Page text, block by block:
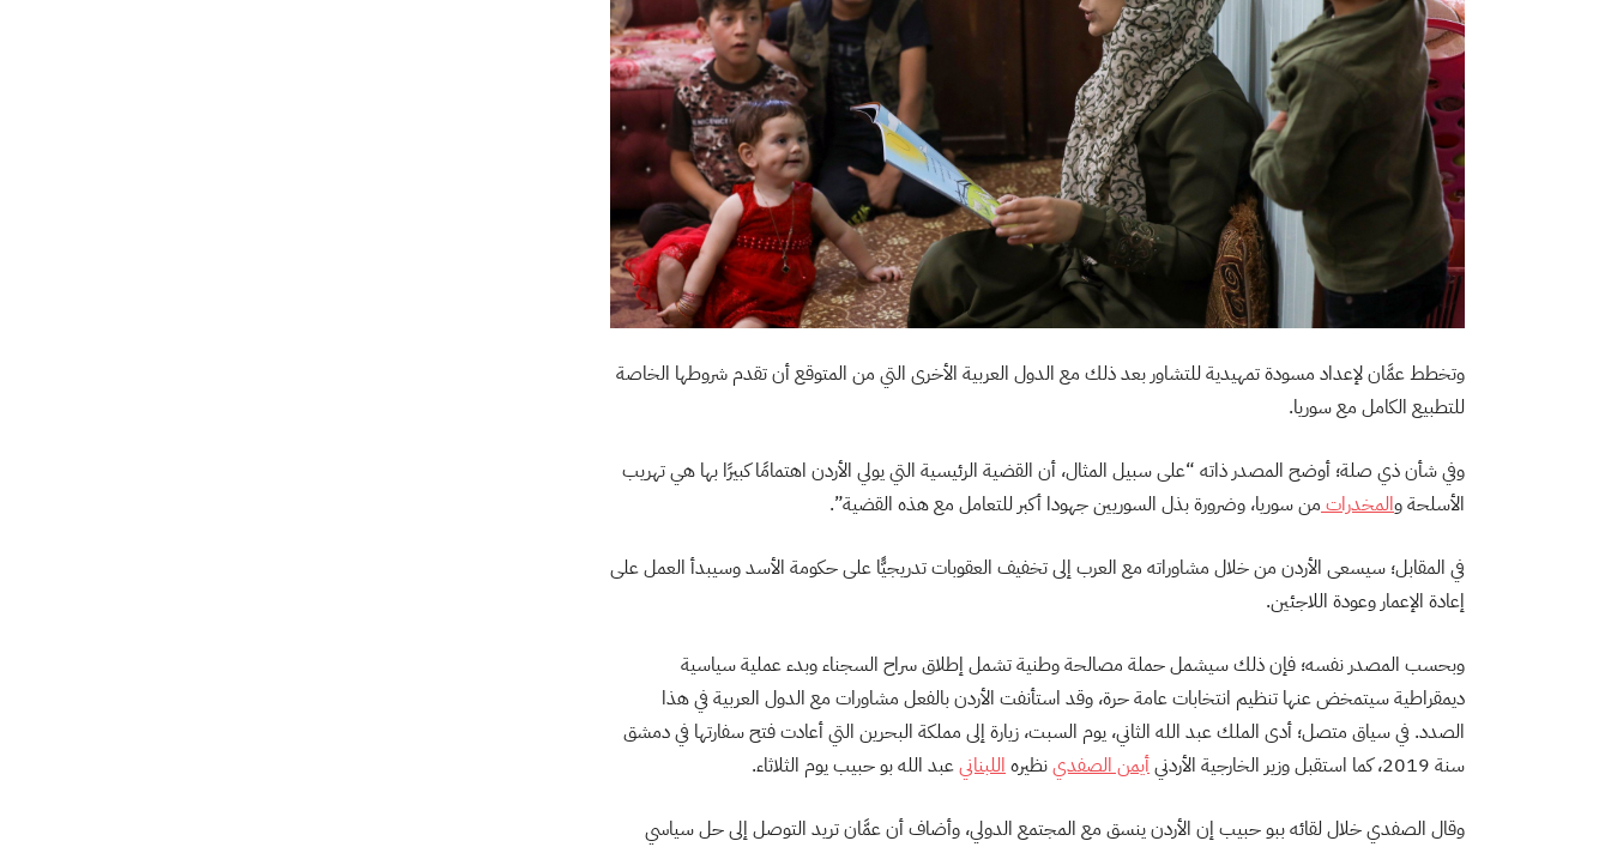
وتخطط عمَّان لإعداد مسودة تمهيدية للتشاور بعد ذلك مع الدول العربية الأخرى التي من المتوقع أن تقدم شروطها الخاصة
للتطبيع الكامل مع سوريا.
وفي شأن ذي صلة؛ أوضح المصدر ذاته “على سبيل المثال، أن القضية الرئيسية التي يولي الأردن اهتمامًا كبيرًا بها هي تهريب
الأسلحة والمخدراتمن سوريا، وضرورة بذل السوريين جهودا أكبر للتعامل مع هذه القضية”.
في المقابل؛ سيسعى الأردن من خلال مشاوراته مع العرب إلى تخفيف العقوبات تدريجيًّا على حكومة الأسد وسيبدأ العمل على
إعادة الإعمار وعودة اللاجئين.
وبحسب المصدر نفسه؛ فإن ذلك سيشمل حملة مصالحة وطنية تشمل إطلاق سراح السجناء وبدء عملية سياسية
ديمقراطية سيتمخض عنها تنظيم انتخابات عامة حرة، وقد استأنفت الأردن بالفعل مشاورات مع الدول العربية في هذا
الصدد. في سياق متصل؛ أدى الملك عبد الله الثاني، يوم السبت، زيارة إلى مملكة البحرين التي أعادت فتح سفارتها في دمشق
سنة 2019، كما استقبل وزير الخارجية الأردني
أيمن الصفدينظيرهاللبنانيعبد الله بو حبيب يوم الثلاثاء.
وقال الصفدي خلال لقائه ببو حبيب إن الأردن ينسق مع المجتمع الدولي، وأضاف أن عمَّان تريد التوصل إلى حل سياسي